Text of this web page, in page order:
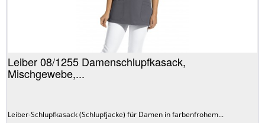
Leiber 08/1255 Damenschlupfkasack,
Mischgewebe,...
Leiber-Schlupfkasack (Schlupfjacke) für Damen in farbenfrohem...